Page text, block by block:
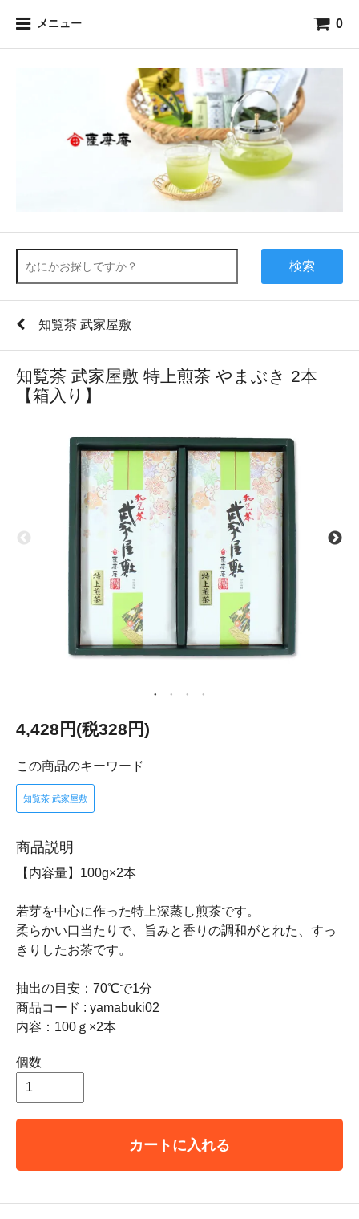
メニュー 0
検索
知覧茶 武家屋敷
知覧茶 武家屋敷 特上煎茶 やまぶき 2本
【箱入り】
4,428円(税328円)
この商品のキーワード
知覧茶 武家屋敷
商品説明
【内容量】100g×2本
若芽を中心に作った特上深蒸し煎茶です。
柔らかい口当たりで、旨みと香りの調和がとれた、すっ
きりしたお茶です。
抽出の目安：70℃で1分
商品コード : yamabuki02
内容：100ｇ×2本
個数
カートに入れる